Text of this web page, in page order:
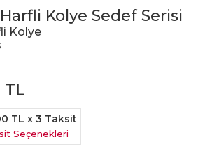
Kolye Sedef Serisi
Kolye
TL
TL x 3 Taksit
Seçenekleri